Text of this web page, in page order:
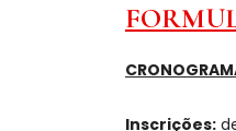
Inscrições: